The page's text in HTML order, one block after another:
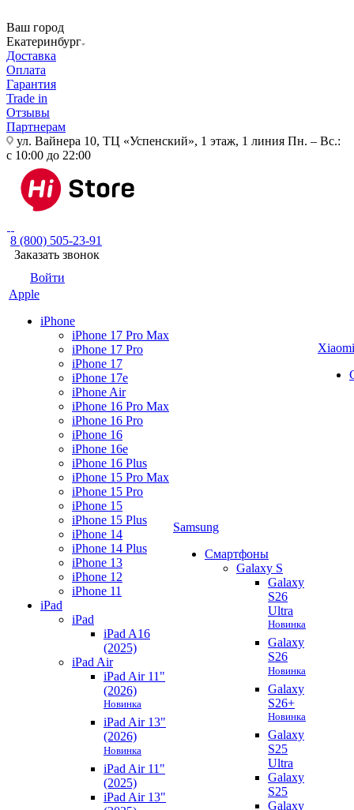
Ваш город
Екатеринбург
Доставка
Оплата
Гарантия
Trade in
Отзывы
Партнерам
ул. Вайнера 10, ТЦ «Успенский», 1 этаж, 1 линия Пн. – Вс.:
с 10:00 до 22:00
8 (800) 505-23-91
Заказать звонок
Войти
Apple
iPhone
iPhone 17 Pro Max
iPhone 17 Pro
iPhone 17
iPhone 17e
iPhone Air
iPhone 16 Pro Max
iPhone 16 Pro
iPhone 16
iPhone 16e
iPhone 16 Plus
iPhone 15 Pro Max
iPhone 15 Pro
iPhone 15
iPhone 15 Plus
iPhone 14
iPhone 14 Plus
iPhone 13
iPhone 12
iPhone 11
iPad
iPad
iPad A16
(2025)
iPad Air
iPad Air 11"
(2026)
Новинка
iPad Air 13"
(2026)
Новинка
iPad Air 11"
(2025)
iPad Air 13"
Samsung
Смартфоны
Galaxy S
Galaxy
S26
Ultra
Новинка
Galaxy
S26
Новинка
Galaxy
S26+
Новинка
Galaxy
S25
Ultra
Galaxy
S25
Galaxy
Xiaomi